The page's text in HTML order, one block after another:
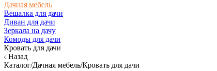
Дачная мебель
Вешалка для дачи
Диван для дачи
Зеркала на дачу
Комоды для дачи
Кровать для дачи
Назад
Каталог/Дачная мебель/Кровать для дачи